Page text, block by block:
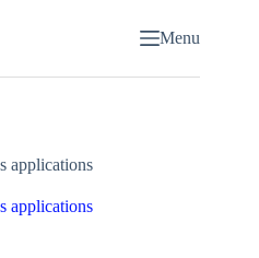
Menu
applications
applications